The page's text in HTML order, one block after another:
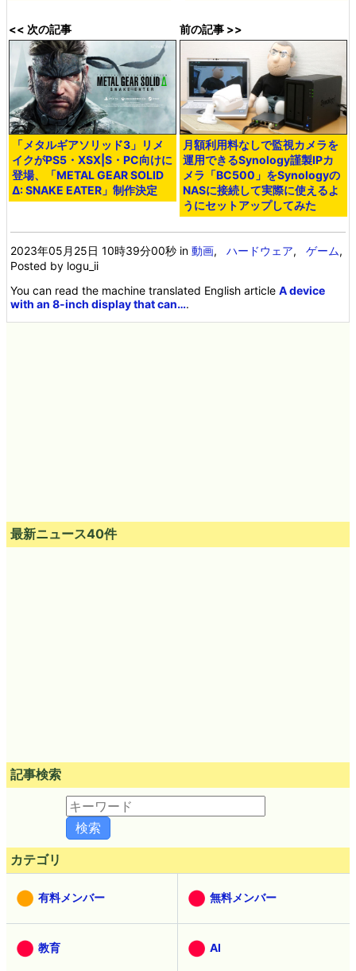
<< 次の記事
「メタルギアソリッド3」リメ
イクがPS5・XSX|S・PC向けに
登場、「METAL GEAR SOLID
Δ: SNAKE EATER」制作決定
前の記事 >>
月額利用料なしで監視カメラを
運用できるSynology謹製IPカ
メラ「BC500」をSynologyの
NASに接続して実際に使えるよ
うにセットアップしてみた
2023年05月25日 10時39分00秒 in動画,ハードウェア,ゲーム,
Posted by logu_ii
You can read the machine translated English articleA device
with an 8-inch display that can….
最新ニュース40件
記事検索
カテゴリ
有料メンバー 無料メンバー
教育 AI